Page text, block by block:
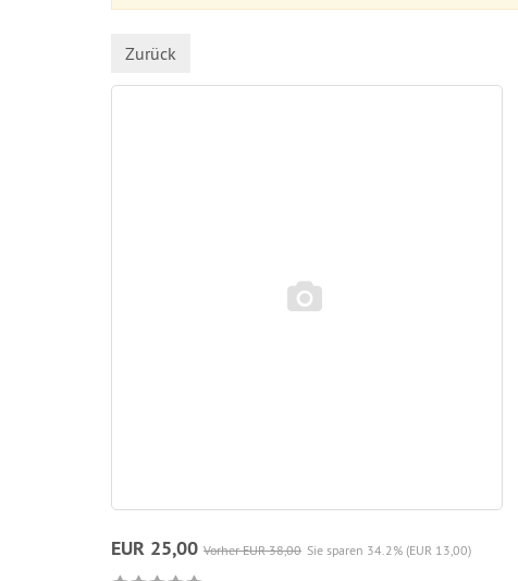
Zurück
EUR 25,00 Vorher EUR 38,00 Sie sparen 34.2% (EUR 13,00)